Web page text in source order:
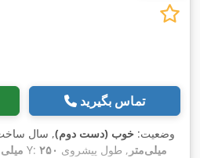
تماس بگیرید
وضعیت: خوب (دست دوم), سال
۴۰۰ , طول تغذیه محور Y: ۲۵۰ میلی‌متر , طول پیشروی